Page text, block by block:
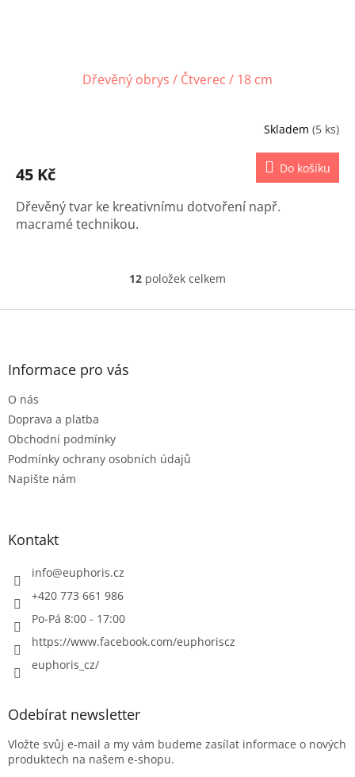
Dřevěný obrys / Čtverec / 18 cm
Skladem (5 ks)
45 Kč Do košíku
Dřevěný tvar ke kreativnímu dotvoření např.
macramé technikou.
O
l
k
y
12 položek celkem
Z
Informace pro vás
O nás
Doprava a platba
Obchodní podmínky
Podmínky ochrany osobních údajů
Napište nám
Kontakt
info@euphoris.cz
+420 773 661 986
Po-Pá 8:00 - 17:00
https://www.facebook.com/euphoriscz
euphoris_cz/
Odebírat newsletter
Vložte svůj e-mail a my vám budeme zasílat informace o nových
produktech na našem e-shopu.